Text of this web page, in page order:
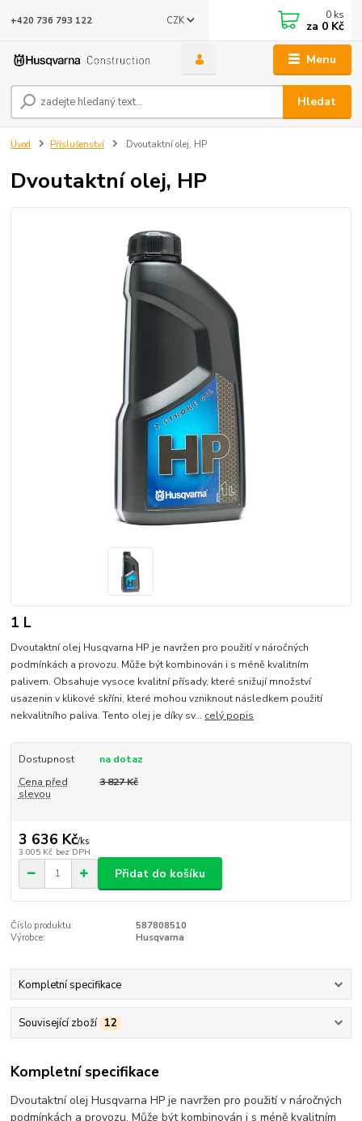
Menu
CZK
Hledat
+420 736 793 122 0 ks
za 0 Kč
Úvod Příslušenství Dvoutaktní olej, HP
Dvoutaktní olej, HP
1 L
Dvoutaktní olej Husqvarna HP je navržen pro použití v náročných
podmínkách a provozu. Může být kombinován i s méně kvalitním
palivem. Obsahuje vysoce kvalitní přísady, které snižují množství
usazenin v klikové skříni, které mohou vzniknout následkem použití
nekvalitního paliva. Tento olej je díky sv... celý popis
Dostupnost
na dotaz
Cena před
slevou
3 827 Kč
3 636 Kč/ks
3 005 Kč bez DPH
Přidat do košíku
Číslo produktu:
587808510
Výrobce:
Husqvarna
Kompletní specifikace
Související zboží 12
Kompletní specifikace
Dvoutaktní olej Husqvarna HP je navržen pro použití v náročných
podmínkách a provozu. Může být kombinován i s méně kvalitním